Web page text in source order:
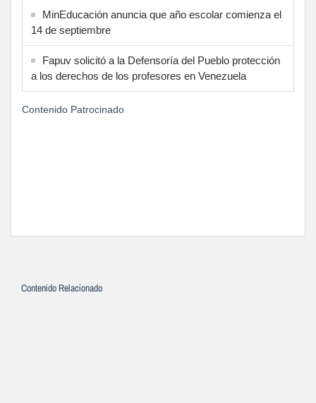
MinEducación anuncia que año escolar comienza el
14 de septiembre
Fapuv solicitó a la Defensoría del Pueblo protección
a los derechos de los profesores en Venezuela
Contenido Patrocinado
Contenido Relacionado